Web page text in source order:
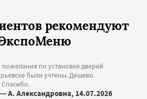
рекомендуют
по установке дверей
были учтены. Дешево.
А. Александровна, 14.07.2026